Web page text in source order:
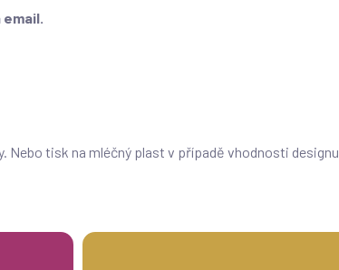
tisk na mléčný plast v případě vhodnosti designu.